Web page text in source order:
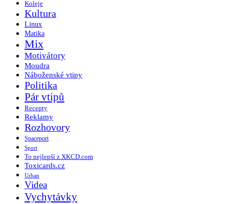
Koleje
Kultura
Linux
Matika
Mix
Motivátory
Moudra
Náboženské vtipy
Politika
Pár vtipů
Recepty
Reklamy
Rozhovory
Spaceport
Sport
To nejlepší z XKCD.com
Toxicards.cz
Urban
Videa
Vychytávky